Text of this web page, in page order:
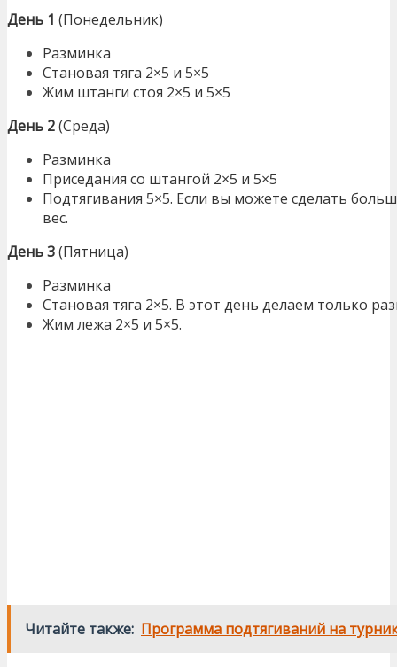
День 1 (Понедельник)
Разминка
Становая тяга 2×5 и 5×5
Жим штанги стоя 2×5 и 5×5
День 2(Среда)
Разминка
Приседания со штангой 2×5 и 5×5
Подтягивания 5×5. Если вы можете сделать
вес.
День 3(Пятница)
Разминка
Становая тяга 2×5. В этот день делаем только
Жим лежа 2×5 и 5×5.
Читайте также: Программа подтягиваний на